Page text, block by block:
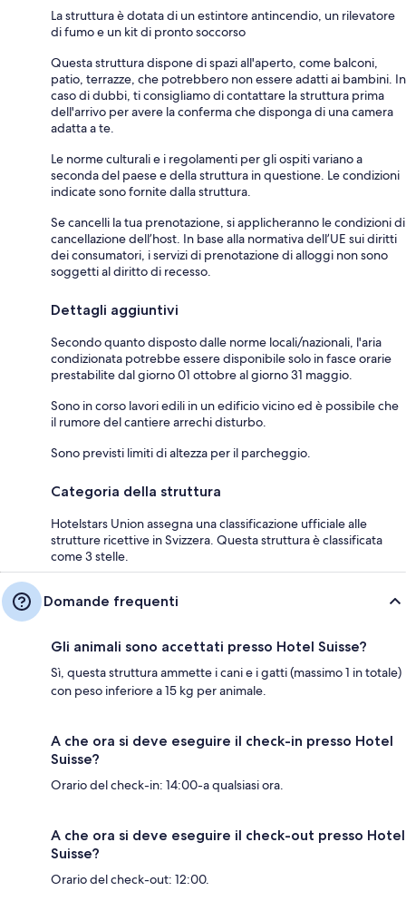
La struttura è dotata di un estintore antincendio, un rilevatore
di fumo e un kit di pronto soccorso
Questa struttura dispone di spazi all'aperto, come balconi,
patio, terrazze, che potrebbero non essere adatti ai bambini. In
caso di dubbi, ti consigliamo di contattare la struttura prima
dell'arrivo per avere la conferma che disponga di una camera
adatta a te.
Le norme culturali e i regolamenti per gli ospiti variano a
seconda del paese e della struttura in questione. Le condizioni
indicate sono fornite dalla struttura.
Se cancelli la tua prenotazione, si applicheranno le condizioni di
cancellazione dell’host. In base alla normativa dell’UE sui diritti
dei consumatori, i servizi di prenotazione di alloggi non sono
soggetti al diritto di recesso.
Dettagli aggiuntivi
Secondo quanto disposto dalle norme locali/nazionali, l'aria
condizionata potrebbe essere disponibile solo in fasce orarie
prestabilite dal giorno 01 ottobre al giorno 31 maggio.
Sono in corso lavori edili in un edificio vicino ed è possibile che
il rumore del cantiere arrechi disturbo.
Sono previsti limiti di altezza per il parcheggio.
Categoria della struttura
Hotelstars Union assegna una classificazione ufficiale alle
strutture ricettive in Svizzera. Questa struttura è classificata
come 3 stelle.
Domande frequenti
Gli animali sono accettati presso Hotel Suisse?
Sì, questa struttura ammette i cani e i gatti (massimo 1 in totale)
con peso inferiore a 15 kg per animale.
A che ora si deve eseguire il check-in presso Hotel
Suisse?
Orario del check-in: 14:00-a qualsiasi ora.
A che ora si deve eseguire il check-out presso Hotel
Suisse?
Orario del check-out: 12:00.